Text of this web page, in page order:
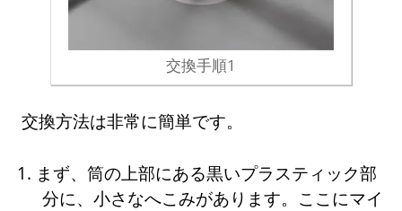
交換手順1
交換方法は非常に簡単です。
1. まず、筒の上部にある黒いプラスティック部
分に、小さなへこみがあります。ここにマイ